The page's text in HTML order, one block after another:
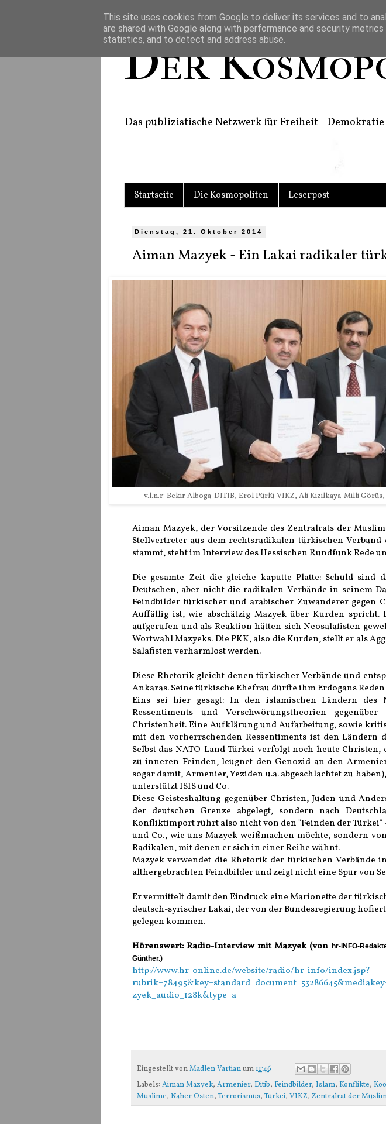
Der
Das publizistische Netzwerk für Freiheit -
Startseite Die Kosmopoliten Leserpost
Dienstag, 21. Oktober 2014
Aiman Mazyek - Ein Lakai radikaler
v.l.n.r: Bekir Alboga-DITIB, Erol Pürlü-VIKZ, Ali Kizilkaya-Milli
Aiman Mazyek, der Vorsitzende des Zentralrats der
Stellvertreter aus dem rechtsradikalen türkischen Verband
stammt, steht im Interview des Hessischen Rundfunk Rede
Die gesamte Zeit die gleiche kaputte Platte: Schuld sind
Deutschen, aber nicht die radikalen Verbände in seinem
Feindbilder türkischer und arabischer Zuwanderer gegen
Auffällig ist, wie abschätzig Mazyek über Kurden spricht.
aufgerufen und als Reaktion hätten sich Neosalafisten
Wortwahl Mazyeks. Die PKK, also die Kurden, stellt er als
Salafisten verharmlost werden.
Diese Rhetorik gleicht denen türkischer Verbände und
Ankaras. Seine türkische Ehefrau dürfte ihm Erdogans
Eins sei hier gesagt: In den islamischen Ländern des
Ressentiments und Verschwörungstheorien
Christenheit. Eine Aufklärung und Aufarbeitung, sowie
mit den vorherrschenden Ressentiments ist den Ländern
Selbst das NATO-Land Türkei verfolgt noch heute
zu inneren Feinden, leugnet den Genozid an den
sogar damit, Armenier, Yeziden u.a. abgeschlachtet zu
unterstützt ISIS und Co.
Diese Geisteshaltung gegenüber Christen, Juden und
der deutschen Grenze abgelegt, sondern nach
Konfliktimport rührt also nicht von den "Feinden der
und Co., wie uns Mazyek weißmachen möchte, sondern
Radikalen, mit denen er sich in einer Reihe wähnt.
Mazyek verwendet die Rhetorik der türkischen Verbände
althergebrachten Feindbilder und zeigt nicht eine Spur von
Er vermittelt damit den Eindruck eine Marionette der
deutsch-syrischer Lakai, der von der Bundesregierung
gelegen kommen.
Hörenswert: Radio-Interview mit Mazyek (von hr-iNFO-
Günther.)
http://www.hr-online.de/website/radio/hr-info/index.jsp?
zyek_audio_128k&type=a
Eingestellt vonMadlen Vartianum11:46
Labels: Aiman Mazyek, Armenier, Ditib, Feindbilder, Islam, Konflikte,
Muslime, Naher Osten, Terrorismus, Türkei, VIKZ, Zentralrat der
This site uses cookies from Google to deliver its services and to
are shared with Google along with performance and security
statistics, and to detect and address abuse.